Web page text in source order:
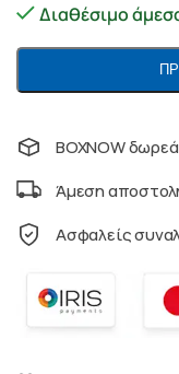
Διαθέσιμο
BOXNOW
Άμεση
Ασφαλείς